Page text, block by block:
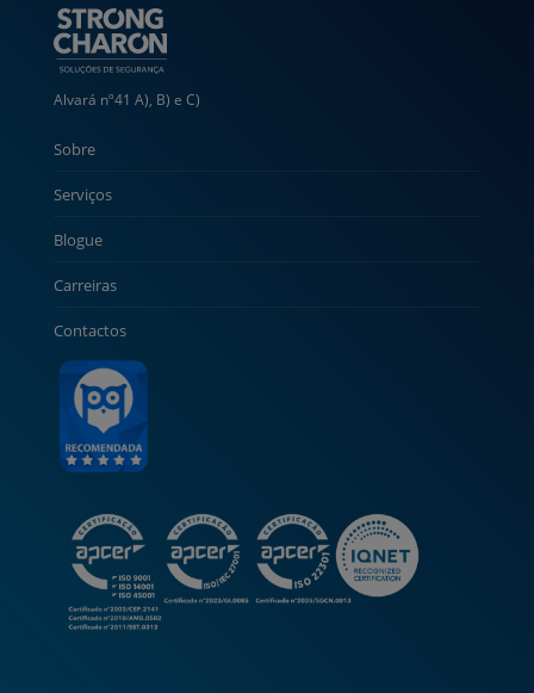
Alvará nº41 A), B) e C)
Sobre
Serviços
Blogue
Carreiras
Contactos